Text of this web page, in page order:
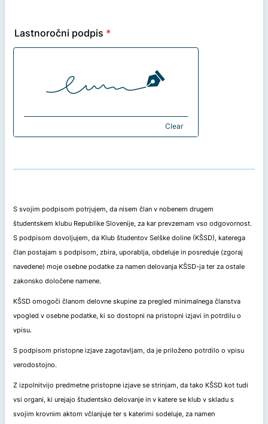
Lastnoročni podpis *
Clear
S svojim podpisom potrjujem, da nisem član v nobenem drugem
študentskem klubu Republike Slovenije, za kar prevzemam vso odgovornost.
S podpisom dovoljujem, da Klub študentov Selške doline (KŠSD), katerega
član postajam s podpisom, zbira, uporablja, obdeluje in posreduje (zgoraj
navedene) moje osebne podatke za namen delovanja KŠSD-ja ter za ostale
zakonsko določene namene.
KŠSD omogoči članom delovne skupine za pregled minimalnega članstva
vpogled v osebne podatke, ki so dostopni na pristopni izjavi in potrdilu o
vpisu.
S podpisom pristopne izjave zagotavljam, da je priloženo potrdilo o vpisu
verodostojno.
Z izpolnitvijo predmetne pristopne izjave se strinjam, da tako KŠSD kot tudi
vsi organi, ki urejajo študentsko delovanje in v katere se klub v skladu s
svojim krovnim aktom včlanjuje ter s katerimi sodeluje, za namen